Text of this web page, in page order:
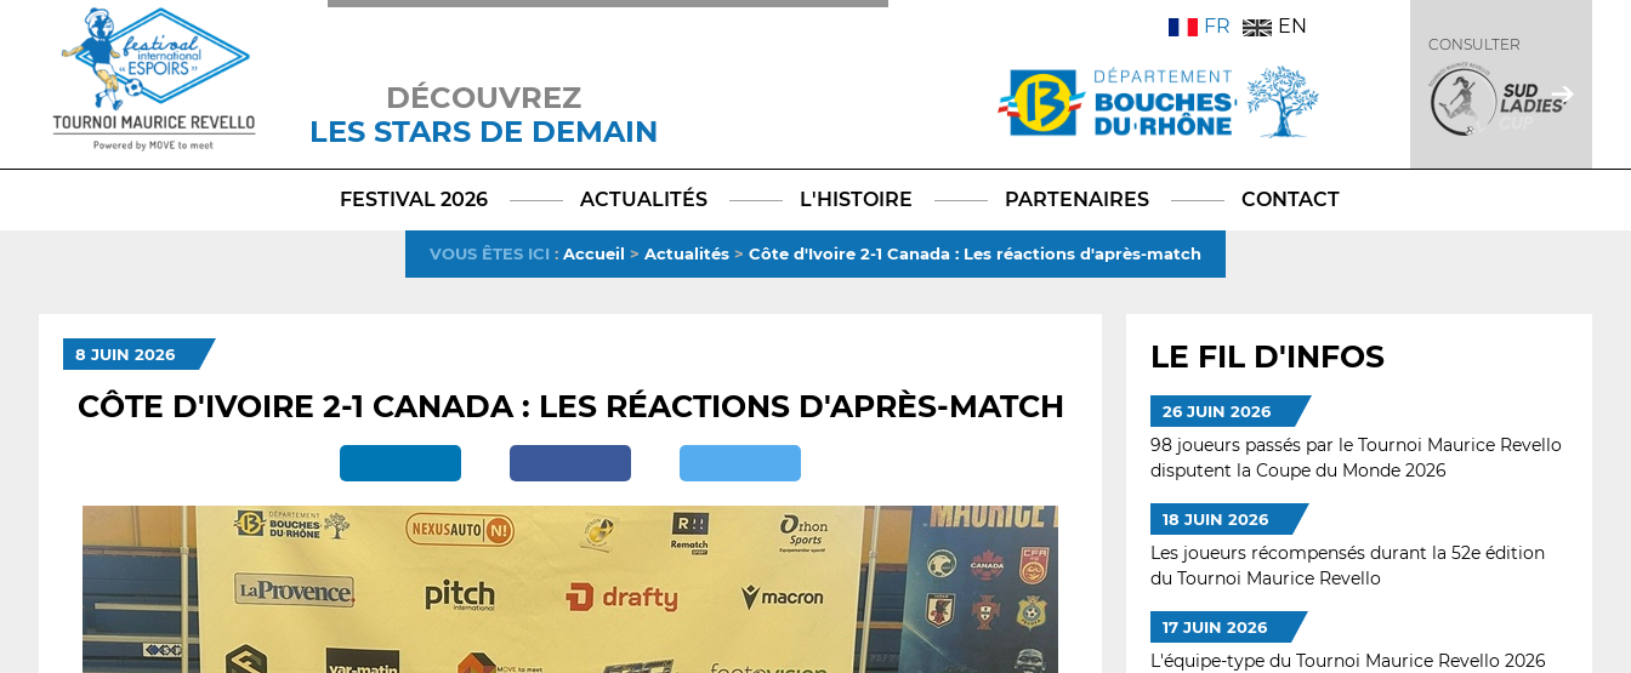
DÉCOUVREZ
LES STARS DE DEMAIN
TikTokLinkedIn
X
FR EN
CONSULTER
FESTIVAL 2026 ACTUALITÉS L'HISTOIRE PARTENAIRES CONTACT
VOUS ÊTES ICI : Accueil > Actualités > Côte d'Ivoire 2-1 Canada : Les réactions d'après-match
8 JUIN 2026
CÔTE D'IVOIRE 2-1 CANADA : LES RÉACTIONS D'APRÈS-MATCH
LE FIL D'INFOS
26 JUIN 2026
98 joueurs passés par le Tournoi Maurice Revello
disputent la Coupe du Monde 2026
18 JUIN 2026
Les joueurs récompensés durant la 52e édition
du Tournoi Maurice Revello
17 JUIN 2026
L'équipe-type du Tournoi Maurice Revello 2026